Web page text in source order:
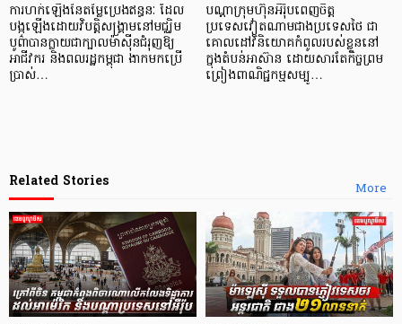
ការហក់ឡើងនៃតម្លៃប្រេងឥន្ធនៈ ដែល
បង្កឡើងដោយវិបត្តិសង្គ្រាមនៅមជ្ឈិម
បូព៌ាបានក្លាយជាក្បាលម៉ាស៊ីនជំរុញឱ្យ
អាជីវករ និងពលរដ្ឋកម្ពុជា ងាកមកប្រើ
ប្រាស់…
បណ្ដាក្រុមហ៊ុនអឺរ៉ុបពេញចិត្ត
ប្រទេសវៀតណាមជាងប្រទេសថៃ ជា
គោលដៅវិនិយោគកំពូលរបស់ខ្លួននៅ
ក្នុងតំបន់អាស៊ាន ដោយសារតែកិច្ចព្រម
ព្រៀងពាណិជ្ជកម្មសម្បូ…
More
Related Stories